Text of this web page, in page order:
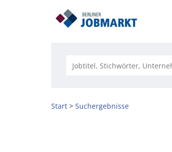
Start Suchergebnisse